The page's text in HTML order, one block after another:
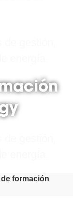
formación